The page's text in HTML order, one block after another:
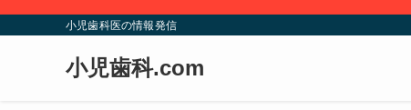
小児歯科医の情報発信
小児歯科.com